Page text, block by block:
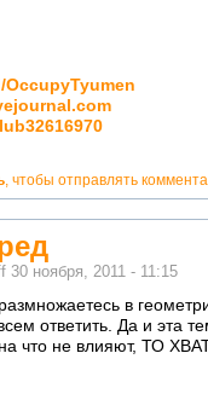
, чтобы отправлять
30 ноября, 2011 - 11:15
в
ответить. Да и эта
на что не влияют,